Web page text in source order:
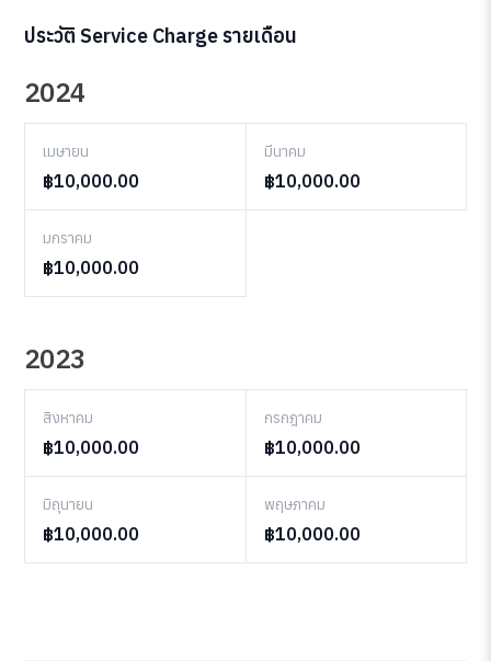
ประวัติ Service Charge รายเดือน
2024
เมษายน
฿10,000.00
มีนาคม
฿10,000.00
มกราคม
฿10,000.00
2023
สิงหาคม
฿10,000.00
กรกฎาคม
฿10,000.00
มิถุนายน
฿10,000.00
พฤษภาคม
฿10,000.00